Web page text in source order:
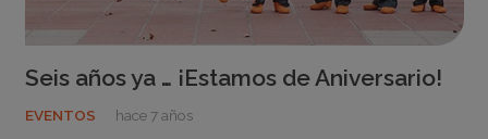
Seis años ya … ¡Estamos de Aniversario!
EVENTOS hace 7 años